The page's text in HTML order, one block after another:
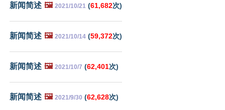
新闻简述 🖼️ 2021/10/21 (61,682次)
新闻简述 🖼️ 2021/10/14 (59,372次)
新闻简述 🖼️ 2021/10/7 (62,401次)
新闻简述 🖼️ 2021/9/30 (62,628次)